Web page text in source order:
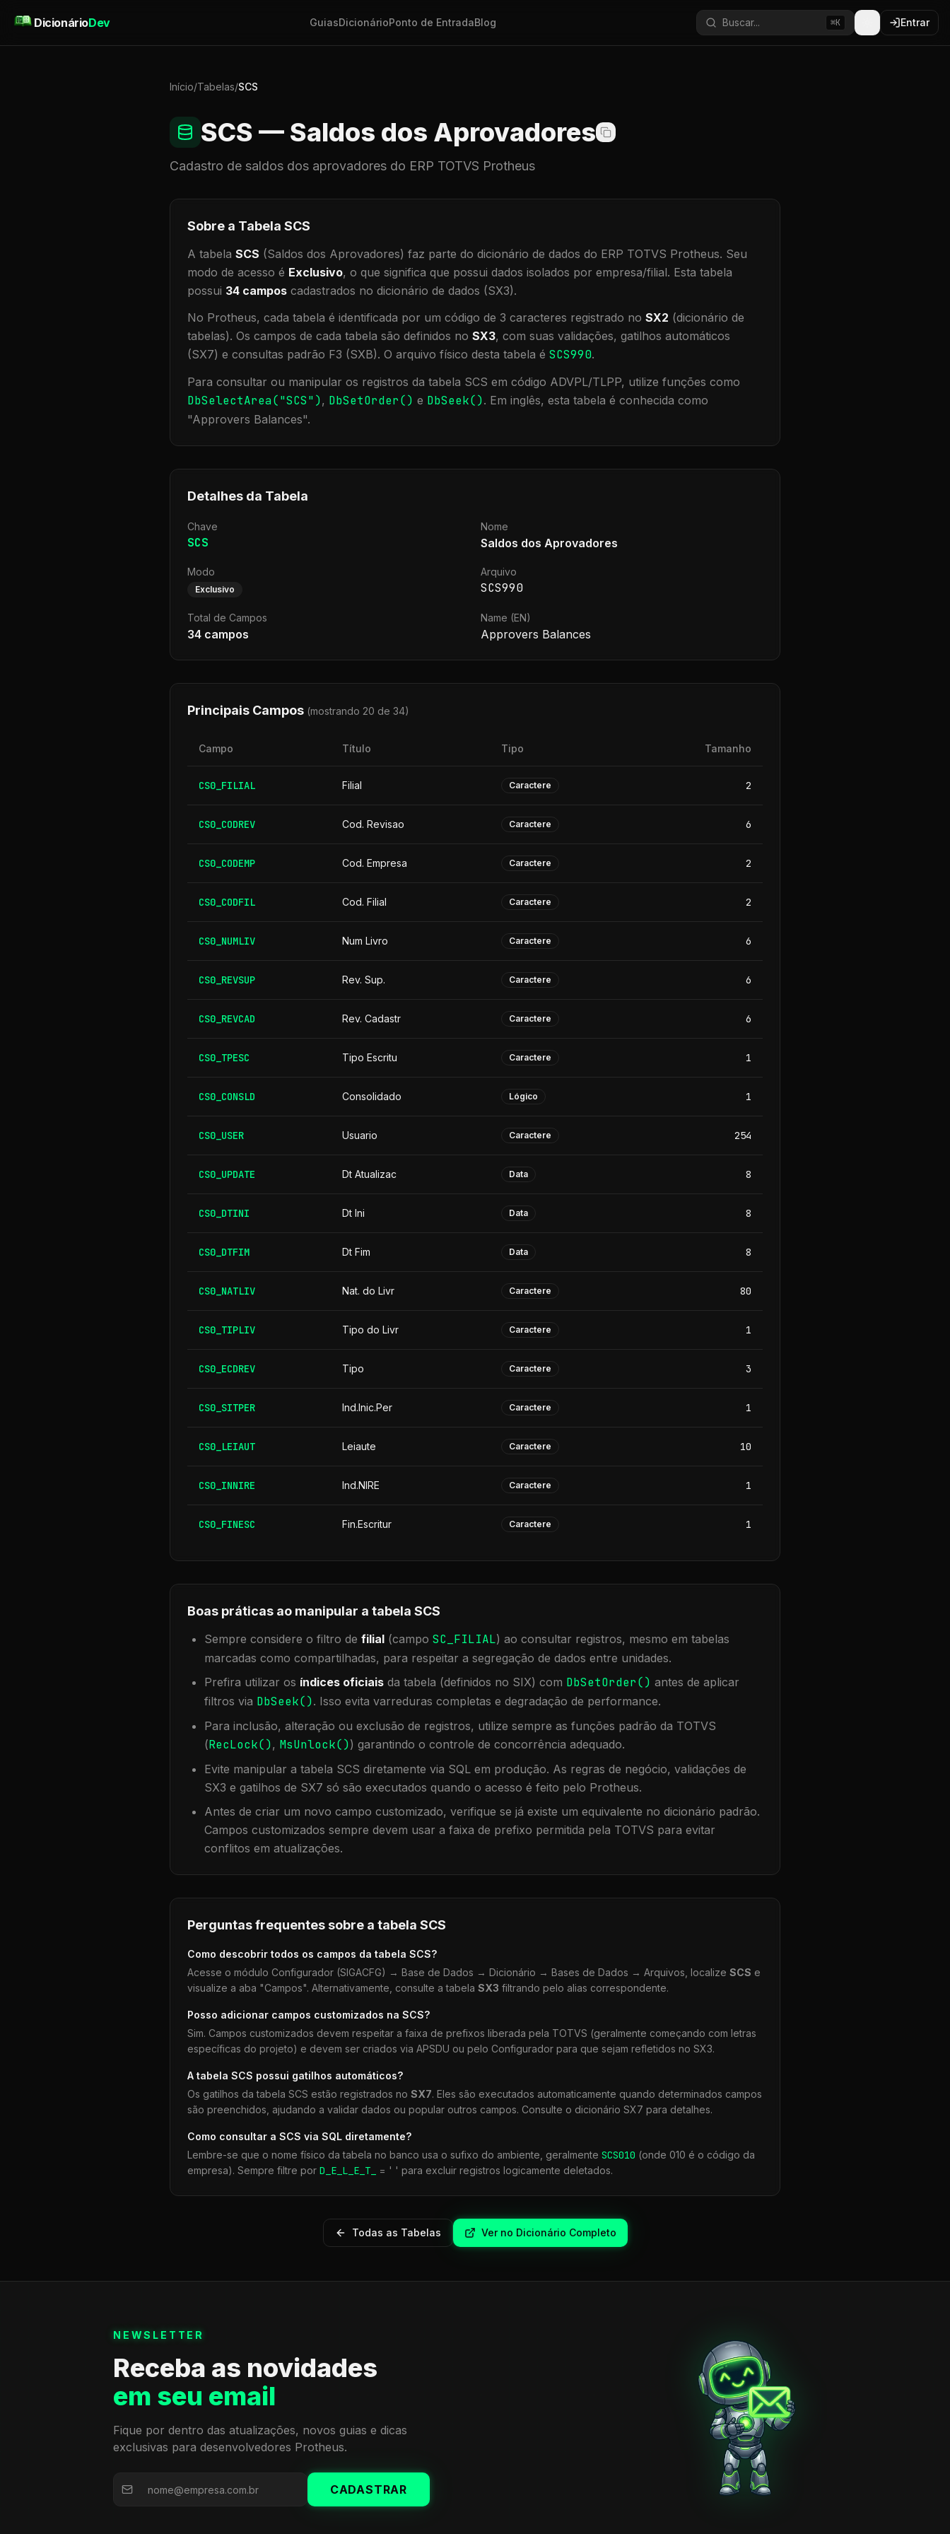
DicionárioDev GuiasDicionárioPonto de EntradaBlog Buscar... ⌘K Entrar
Início/Tabelas/SCS
SCS — Saldos dos Aprovadores
Cadastro de saldos dos aprovadores do ERP TOTVS Protheus
Sobre a Tabela SCS
A tabela SCS (Saldos dos Aprovadores) faz parte do dicionário de dados do ERP TOTVS Protheus. Seu
modo de acesso é Exclusivo, o que significa que possui dados isolados por empresa/filial. Esta tabela
possui 34 campos cadastrados no dicionário de dados (SX3).
No Protheus, cada tabela é identificada por um código de 3 caracteres registrado no SX2 (dicionário de
tabelas). Os campos de cada tabela são definidos no SX3, com suas validações, gatilhos automáticos
(SX7) e consultas padrão F3 (SXB). O arquivo físico desta tabela é SCS990.
Para consultar ou manipular os registros da tabela SCS em código ADVPL/TLPP, utilize funções como
DbSelectArea("SCS"), DbSetOrder() e DbSeek(). Em inglês, esta tabela é conhecida como
"Approvers Balances".
Detalhes da Tabela
Chave
SCS
Nome
Saldos dos Aprovadores
Modo
Exclusivo
Arquivo
SCS990
Total de Campos
34 campos
Name (EN)
Approvers Balances
Principais Campos (mostrando 20 de 34)
Campo Título Tipo Tamanho
CS0_FILIAL Filial Caractere 2
CS0_CODREV Cod. Revisao Caractere 6
CS0_CODEMP Cod. Empresa Caractere 2
CS0_CODFIL Cod. Filial Caractere 2
CS0_NUMLIV Num Livro Caractere 6
CS0_REVSUP Rev. Sup. Caractere 6
CS0_REVCAD Rev. Cadastr Caractere 6
CS0_TPESC Tipo Escritu Caractere 1
CS0_CONSLD Consolidado Lógico 1
CS0_USER Usuario Caractere 254
CS0_UPDATE Dt Atualizac Data 8
CS0_DTINI Dt Ini Data 8
CS0_DTFIM Dt Fim Data 8
CS0_NATLIV Nat. do Livr Caractere 80
CS0_TIPLIV Tipo do Livr Caractere 1
CS0_ECDREV Tipo Caractere 3
CS0_SITPER Ind.Inic.Per Caractere 1
CS0_LEIAUT Leiaute Caractere 10
CS0_INNIRE Ind.NIRE Caractere 1
CS0_FINESC Fin.Escritur Caractere 1
Boas práticas ao manipular a tabela SCS
Sempre considere o filtro de filial (campo SC_FILIAL) ao consultar registros, mesmo em tabelas
marcadas como compartilhadas, para respeitar a segregação de dados entre unidades.
Prefira utilizar os índices oficiais da tabela (definidos no SIX) com DbSetOrder() antes de aplicar
filtros via DbSeek(). Isso evita varreduras completas e degradação de performance.
Para inclusão, alteração ou exclusão de registros, utilize sempre as funções padrão da TOTVS
(RecLock(), MsUnlock()) garantindo o controle de concorrência adequado.
Evite manipular a tabela SCS diretamente via SQL em produção. As regras de negócio, validações de
SX3 e gatilhos de SX7 só são executados quando o acesso é feito pelo Protheus.
Antes de criar um novo campo customizado, verifique se já existe um equivalente no dicionário padrão.
Campos customizados sempre devem usar a faixa de prefixo permitida pela TOTVS para evitar
conflitos em atualizações.
Perguntas frequentes sobre a tabela SCS
Como descobrir todos os campos da tabela SCS?
Acesse o módulo Configurador (SIGACFG) → Base de Dados → Dicionário → Bases de Dados → Arquivos, localize SCS e
visualize a aba "Campos". Alternativamente, consulte a tabela SX3 filtrando pelo alias correspondente.
Posso adicionar campos customizados na SCS?
Sim. Campos customizados devem respeitar a faixa de prefixos liberada pela TOTVS (geralmente começando com letras
específicas do projeto) e devem ser criados via APSDU ou pelo Configurador para que sejam refletidos no SX3.
A tabela SCS possui gatilhos automáticos?
Os gatilhos da tabela SCS estão registrados no SX7. Eles são executados automaticamente quando determinados campos
são preenchidos, ajudando a validar dados ou popular outros campos. Consulte o dicionário SX7 para detalhes.
Como consultar a SCS via SQL diretamente?
Lembre-se que o nome físico da tabela no banco usa o sufixo do ambiente, geralmente SCS010 (onde 010 é o código da
empresa). Sempre filtre por D_E_L_E_T_ = ' ' para excluir registros logicamente deletados.
Todas as Tabelas Ver no Dicionário Completo
NEWSLETTER
Receba as novidades
em seu email
Fique por dentro das atualizações, novos guias e dicas
exclusivas para desenvolvedores Protheus.
CADASTRAR